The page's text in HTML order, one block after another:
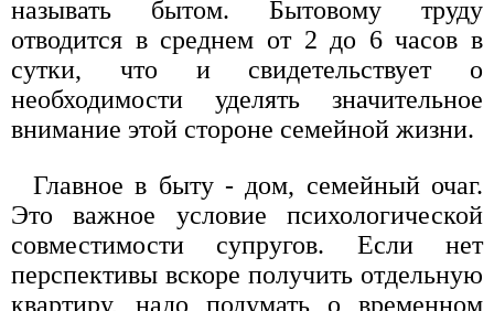
называть бытом. Бытовому труду
отводится в среднем от 2 до 6 часов в
сутки, что и свидетельствует о
необходимости уделять значительное
внимание этой стороне семейной жизни.
Главное в быту - дом, семейный очаг.
Это важное условие психологической
совместимости супругов. Если нет
перспективы вскоре получить отдельную
квартиру, надо подумать о временном